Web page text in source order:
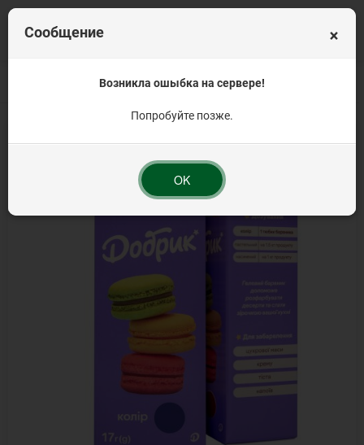
Интересности Пищевые красители Краситель гелевый
×
Сообщение
Возникла ошыбка на сервере!
Попробуйте позже.
OK